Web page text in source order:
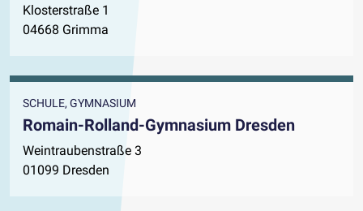
Klosterstraße 1
04668 Grimma
SCHULE, GYMNASIUM
Romain-Rolland-Gymnasium Dresden
Weintraubenstraße 3
01099 Dresden